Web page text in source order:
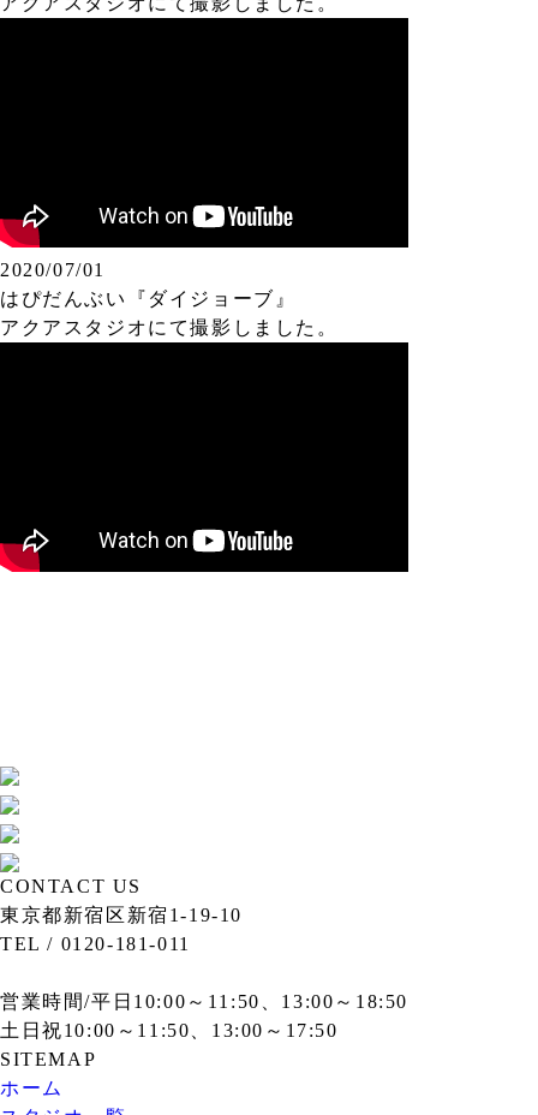
2020/07/01
はぴだんぶい『ダイジョーブ』
アクアスタジオにて撮影しました。
CONTACT US
東京都新宿区新宿1-19-10
TEL / 0120-181-011
営業時間/平日10:00～11:50、13:00～18:50
土日祝10:00～11:50、13:00～17:50
SITEMAP
ホーム